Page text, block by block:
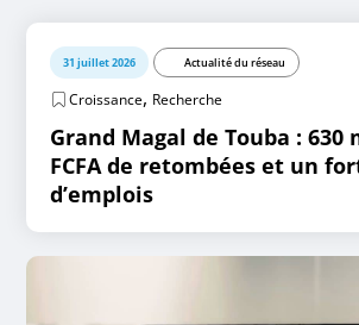
31 juillet 2026 Actualité du réseau
Croissance, Recherche
Grand Magal de Touba :
FCFA de retombées et un
d’emplois